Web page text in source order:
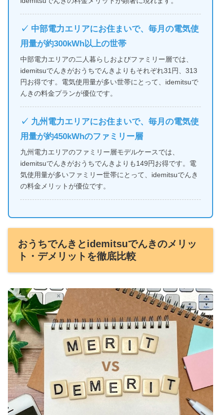
✓ 中部電力エリアにお住まいで、毎月の電気使
用量が約300kWh以上の世帯
中部電力エリアの二人暮らしおよびファミリー層では、
idemitsuでんきがおうちでんきよりもそれぞれ31円、313
円お得です。電気使用量が多い世帯にとって、idemitsuで
んきの料金プランが優位です。
✓ 九州電力エリアにお住まいで、毎月の電気使
用量が約450kWhのファミリー層
九州電力エリアのファミリー層モデルケースでは、
idemitsuでんきがおうちでんきよりも149円お得です。電
気使用量が多いファミリー世帯にとって、idemitsuでんき
の料金メリットが優位です。
おうちでんきとidemitsuでんきのメリッ
ト・デメリットを徹底比較